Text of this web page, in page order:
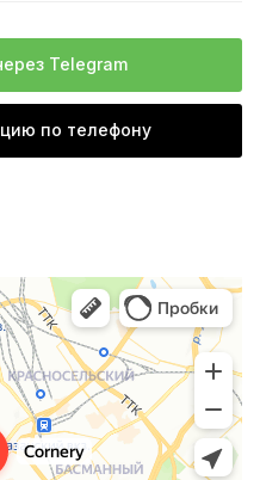
Telegram
по телефону